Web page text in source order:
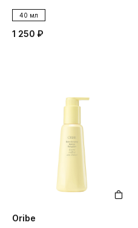
40 мл
1 250 ₽
Oribe